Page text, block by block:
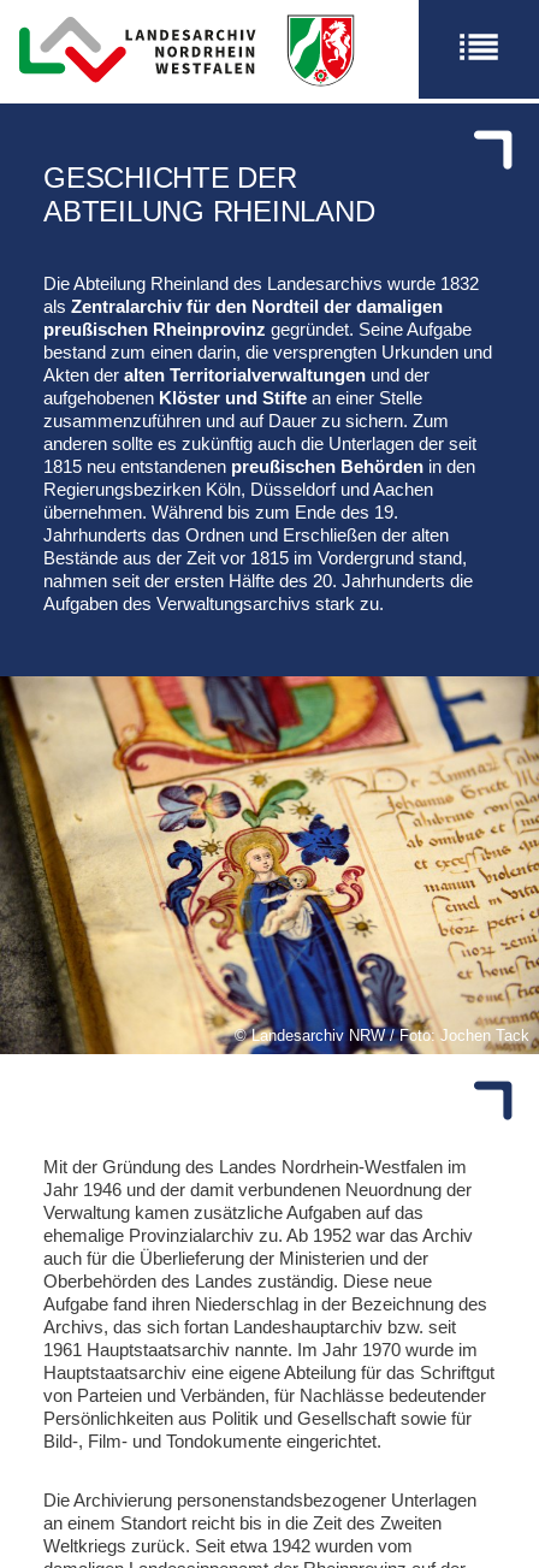
GESCHICHTE DER
ABTEILUNG RHEINLAND
Die Abteilung Rheinland des Landesarchivs wurde 1832
als Zentralarchiv für den Nordteil der damaligen
preußischen Rheinprovinz gegründet. Seine Aufgabe
bestand zum einen darin, die versprengten Urkunden und
Akten der alten Territorialverwaltungen und der
aufgehobenen Klöster und Stifte an einer Stelle
zusammenzuführen und auf Dauer zu sichern. Zum
anderen sollte es zukünftig auch die Unterlagen der seit
1815 neu entstandenen preußischen Behörden in den
Regierungsbezirken Köln, Düsseldorf und Aachen
übernehmen. Während bis zum Ende des 19.
Jahrhunderts das Ordnen und Erschließen der alten
Bestände aus der Zeit vor 1815 im Vordergrund stand,
nahmen seit der ersten Hälfte des 20. Jahrhunderts die
Aufgaben des Verwaltungsarchivs stark zu.
Landesarchiv NRW / Foto: Jochen Tack
Mit der Gründung des Landes Nordrhein-Westfalen im
Jahr 1946 und der damit verbundenen Neuordnung der
Verwaltung kamen zusätzliche Aufgaben auf das
ehemalige Provinzialarchiv zu. Ab 1952 war das Archiv
auch für die Überlieferung der Ministerien und der
Oberbehörden des Landes zuständig. Diese neue
Aufgabe fand ihren Niederschlag in der Bezeichnung des
Archivs, das sich fortan Landeshauptarchiv bzw. seit
1961 Hauptstaatsarchiv nannte. Im Jahr 1970 wurde im
Hauptstaatsarchiv eine eigene Abteilung für das Schriftgut
von Parteien und Verbänden, für Nachlässe bedeutender
Persönlichkeiten aus Politik und Gesellschaft sowie für
Bild-, Film- und Tondokumente eingerichtet.
Die Archivierung personenstandsbezogener Unterlagen
an einem Standort reicht bis in die Zeit des Zweiten
Weltkriegs zurück. Seit etwa 1942 wurden vom